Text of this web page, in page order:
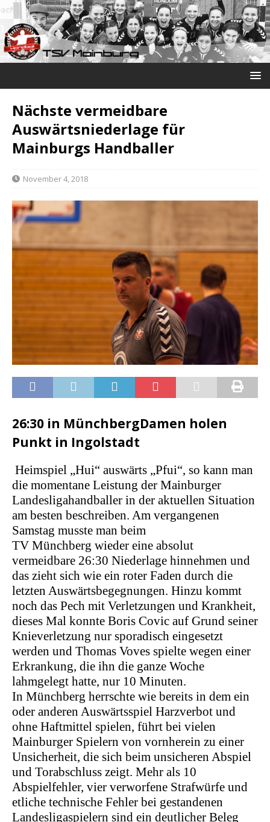
Nächste vermeidbare
Auswärtsniederlage für
Mainburgs Handballer
November 4, 2018
26:30 in MünchbergDamen holen
Punkt in Ingolstadt
Heimspiel „Hui“ auswärts „Pfui“, so kann man
die momentane Leistung der Mainburger
Landesligahandballer in der aktuellen Situation
am besten beschreiben. Am vergangenen
Samstag musste man beim
TV Münchberg wieder eine absolut
vermeidbare 26:30 Niederlage hinnehmen und
das zieht sich wie ein roter Faden durch die
letzten Auswärtsbegegnungen. Hinzu kommt
noch das Pech mit Verletzungen und Krankheit,
dieses Mal konnte Boris Covic auf Grund seiner
Knieverletzung nur sporadisch eingesetzt
werden und Thomas Voves spielte wegen einer
Erkrankung, die ihn die ganze Woche
lahmgelegt hatte, nur 10 Minuten.
In Münchberg herrschte wie bereits in dem ein
oder anderen Auswärtsspiel Harzverbot und
ohne Haftmittel spielen, führt bei vielen
Mainburger Spielern von vornherein zu einer
Unsicherheit, die sich beim unsicheren Abspiel
und Torabschluss zeigt. Mehr als 10
Abspielfehler, vier verworfene Strafwürfe und
etliche technische Fehler bei gestandenen
Landesligaspielern sind ein deutlicher Beleg